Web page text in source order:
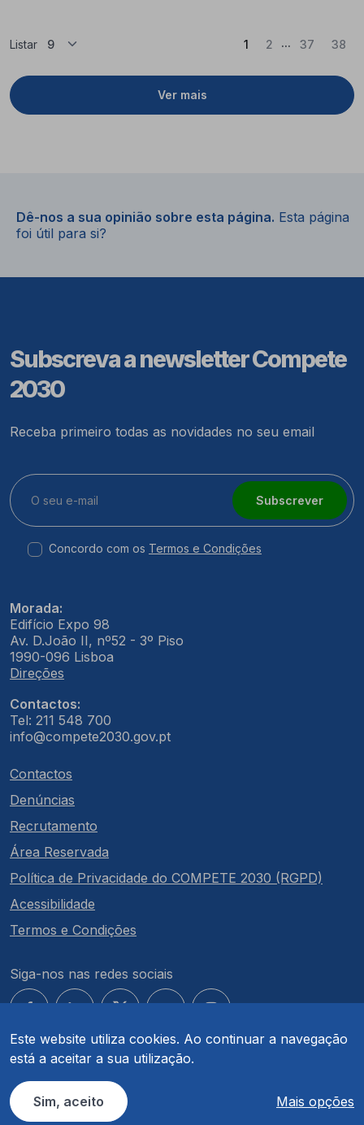
Este website utiliza cookies. Ao continuar a navegação
está a aceitar a sua utilização.
Sim, aceito Mais opções
Listar
Ver mais
1 (Atual)
2 ... 37 38
Dê-nos a sua opinião sobre esta página. Esta página
foi útil para si?
Subscreva a newsletter Compete
2030
Receba primeiro todas as novidades no seu email
Subscrever
Concordo com os Termos e Condições
Morada:
Edifício Expo 98
Av. D.João II, nº52 - 3º Piso
1990-096 Lisboa
Direções
Contactos:
Tel: 211 548 700
info@compete2030.gov.pt
Contactos
Denúncias
Recrutamento
Área Reservada
Política de Privacidade do COMPETE 2030 (RGPD)
Acessibilidade
Termos e Condições
Siga-nos nas redes sociais
© COMPETE 2030. Todos os direitos reservados.